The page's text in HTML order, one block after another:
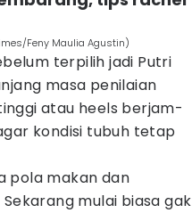
Feny Maulia Agustin)
terpilih jadi Putri
masa penilaian
atau heels berjam-
kondisi tubuh tetap
pola makan dan
mulai biasa gak